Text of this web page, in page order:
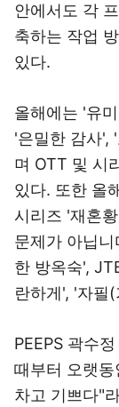
안에서도 각
축하는 작업
있다.
올해에는 '유
'은밀한 감사',
며 OTT 및 시
있다. 또한 올
시리즈 '재혼
문제가 아닙
한 방옥숙',
란하게', '자필
PEEPS 곽수
때부터 오랫
차고 기쁘다"